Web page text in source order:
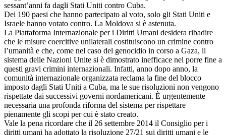
sessant’anni fa dagli Stati Uniti contro Cuba.
Dei 190 paesi che hanno partecipato al voto, solo gli Stati Uniti e
Israele hanno votato contro. La Moldova si è astenuta.
La Piattaforma Internazionale per i Diritti Umani desidera ribadire
che le misure coercitive unilaterali costituiscono un crimine contro
l’umanità e che, come nel caso del genocidio in corso a Gaza, il
sistema delle Nazioni Unite si è dimostrato inefficace nel porre fine a
questi gravi crimini internazionali. Infatti, anno dopo anno, la
comunità internazionale organizzata reclama la fine del blocco
imposto dagli Stati Uniti a Cuba, ma le sue risoluzioni non vengono
rispettate dai successivi governi nordamericani. È urgentemente
necessaria una profonda riforma del sistema per rispettare
pienamente gli scopi per cui è stato creato.
Vale la pena ricordare che il 26 settembre 2014 il Consiglio per i
diritti umani ha adottato la risoluzione 27/21 sui diritti umani e le